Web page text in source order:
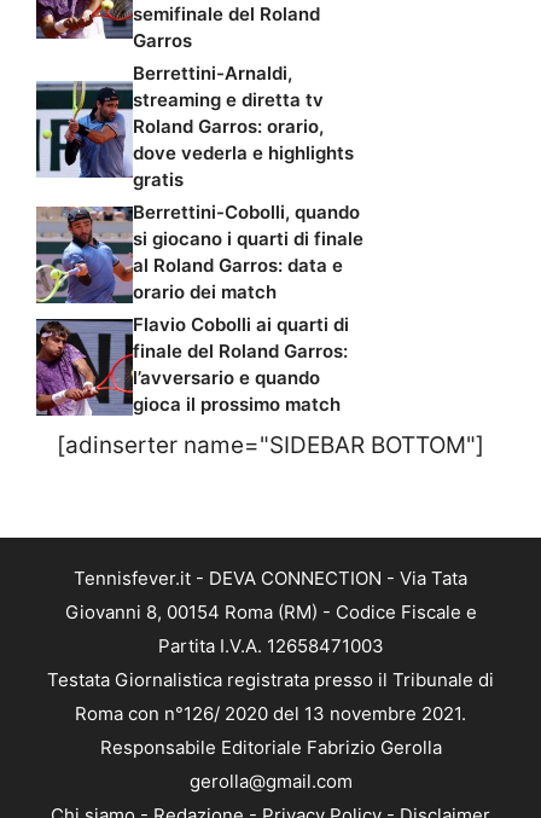
semifinale del Roland
Garros
Berrettini-Arnaldi,
streaming e diretta tv
Roland Garros: orario,
dove vederla e highlights
gratis
Berrettini-Cobolli, quando
si giocano i quarti di finale
al Roland Garros: data e
orario dei match
Flavio Cobolli ai quarti di
finale del Roland Garros:
l’avversario e quando
gioca il prossimo match
[adinserter name="SIDEBAR BOTTOM"]
Tennisfever.it - DEVA CONNECTION - Via Tata
Giovanni 8, 00154 Roma (RM) - Codice Fiscale e
Partita I.V.A. 12658471003
Testata Giornalistica registrata presso il Tribunale di
Roma con n°126/ 2020 del 13 novembre 2021.
Responsabile Editoriale Fabrizio Gerolla
gerolla@gmail.com